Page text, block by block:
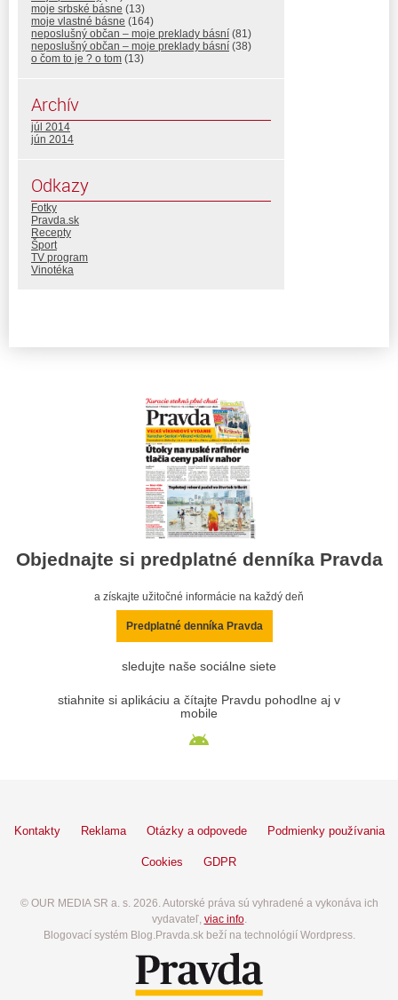
moje srbské básne (13)
moje vlastné básne (164)
neposlušný občan – moje preklady básní (81)
neposlušný občan – moje preklady básní (38)
o čom to je ? o tom (13)
Archív
júl 2014
jún 2014
Odkazy
Fotky
Pravda.sk
Recepty
Šport
TV program
Vinotéka
Objednajte si predplatné denníka Pravda
a získajte užitočné informácie na každý deň
Predplatné denníka Pravda
sledujte naše sociálne siete
stiahnite si aplikáciu a čítajte Pravdu pohodlne aj v
mobile
Kontakty Reklama Otázky a odpovede Podmienky používania
Cookies GDPR
© OUR MEDIA SR a. s. 2026. Autorské práva sú vyhradené a vykonáva ich
vydavateľ, viac info.
Blogovací systém Blog.Pravda.sk beží na technológií Wordpress.